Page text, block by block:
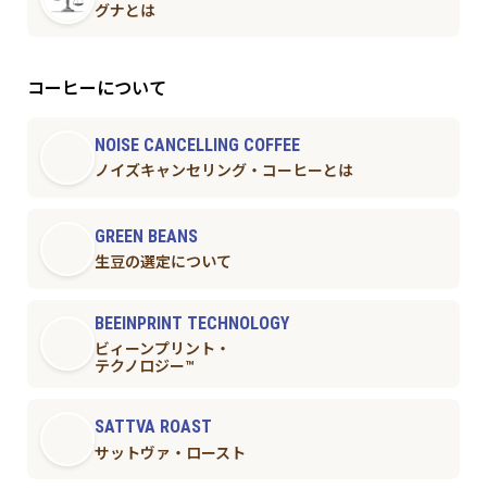
グナとは
コーヒーについて
NOISE CANCELLING COFFEE
ノイズキャンセリング・コーヒーとは
GREEN BEANS
生豆の選定について
BEEINPRINT TECHNOLOGY
ビィーンプリント・
テクノロジー™︎
SATTVA ROAST
サットヴァ・ロースト